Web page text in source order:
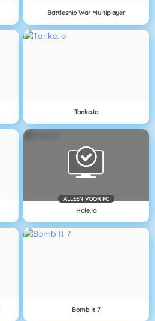
Battleship War Multiplayer
Tanko.io
ALLEEN VOOR PC
Hole.io
Bomb It 7